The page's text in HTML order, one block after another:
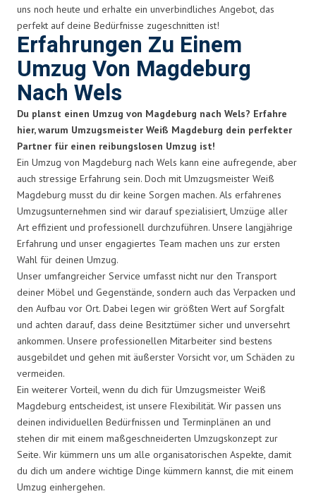
uns noch heute und erhalte ein unverbindliches Angebot, das
perfekt auf deine Bedürfnisse zugeschnitten ist!
Erfahrungen Zu Einem
Umzug Von Magdeburg
Nach Wels
Du planst einen Umzug von Magdeburg nach Wels? Erfahre
hier, warum Umzugsmeister Weiß Magdeburg dein perfekter
Partner für einen reibungslosen Umzug ist!
Ein Umzug von Magdeburg nach Wels kann eine aufregende, aber
auch stressige Erfahrung sein. Doch mit Umzugsmeister Weiß
Magdeburg musst du dir keine Sorgen machen. Als erfahrenes
Umzugsunternehmen sind wir darauf spezialisiert, Umzüge aller
Art effizient und professionell durchzuführen. Unsere langjährige
Erfahrung und unser engagiertes Team machen uns zur ersten
Wahl für deinen Umzug.
Unser umfangreicher Service umfasst nicht nur den Transport
deiner Möbel und Gegenstände, sondern auch das Verpacken und
den Aufbau vor Ort. Dabei legen wir größten Wert auf Sorgfalt
und achten darauf, dass deine Besitztümer sicher und unversehrt
ankommen. Unsere professionellen Mitarbeiter sind bestens
ausgebildet und gehen mit äußerster Vorsicht vor, um Schäden zu
vermeiden.
Ein weiterer Vorteil, wenn du dich für Umzugsmeister Weiß
Magdeburg entscheidest, ist unsere Flexibilität. Wir passen uns
deinen individuellen Bedürfnissen und Terminplänen an und
stehen dir mit einem maßgeschneiderten Umzugskonzept zur
Seite. Wir kümmern uns um alle organisatorischen Aspekte, damit
du dich um andere wichtige Dinge kümmern kannst, die mit einem
Umzug einhergehen.